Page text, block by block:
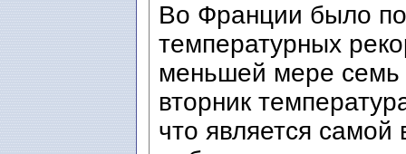
Во Франции было
температурных
меньшей мере семь
вторник
что является самой